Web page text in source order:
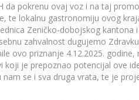
da pokrenu ovaj voz i na taj
te lokalnu gastronomiju ovog
Zeničko-dobojskog
zahvalnost dugujemo
ovo priznanje 4.12.2025.
koji je prepoznao potencijal ove
se i sva druga vrata, te je